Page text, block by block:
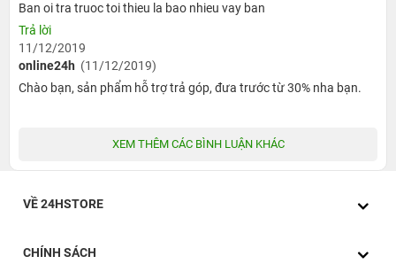
Với điểm trên, tất cả bạn cần làm chỉ là một số mẹo vặt đơn giản,
như là sử dụng hình nền tĩnh, bật chế độ ban đêm với một số ứng
dụng,... thì bạn sẽ tiết kiệm được kha khá thời gian sử dụng pin
trên chiếc iPhone XR 64GB rồi.
3. Xóa phông ảo diệu chỉ bằng camera đơn của iPhone
camera kép 12MP. Tuy nhiên, chỉ duy nhất trên chiếc iPhone XR
không phải camera đơn là không thể chụp xóa phông đâu nha.
Ban oi tra truoc toi thieu la bao nhieu vay ban
Trả lời
11/12/2019
online24h (11/12/2019)
Chào bạn, sản phẩm hỗ trợ trả góp, đưa trước từ 30% nha bạn.
XEM THÊM CÁC BÌNH LUẬN KHÁC
VỀ 24HSTORE
CHÍNH SÁCH